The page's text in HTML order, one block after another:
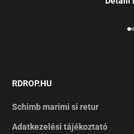
RDROP.HU
Schimb marimi si retur
Adatkezelési tájékoztató